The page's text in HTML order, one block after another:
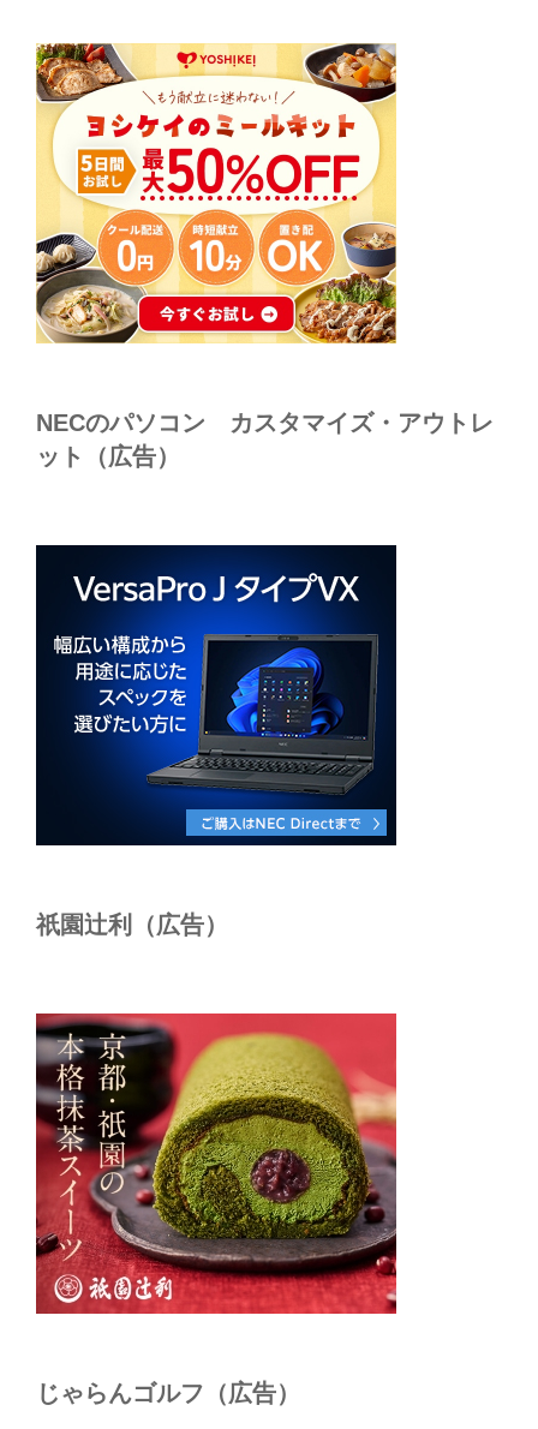
NECのパソコン カスタマイズ・アウトレ
ット（広告）
祇園辻利（広告）
じゃらんゴルフ（広告）